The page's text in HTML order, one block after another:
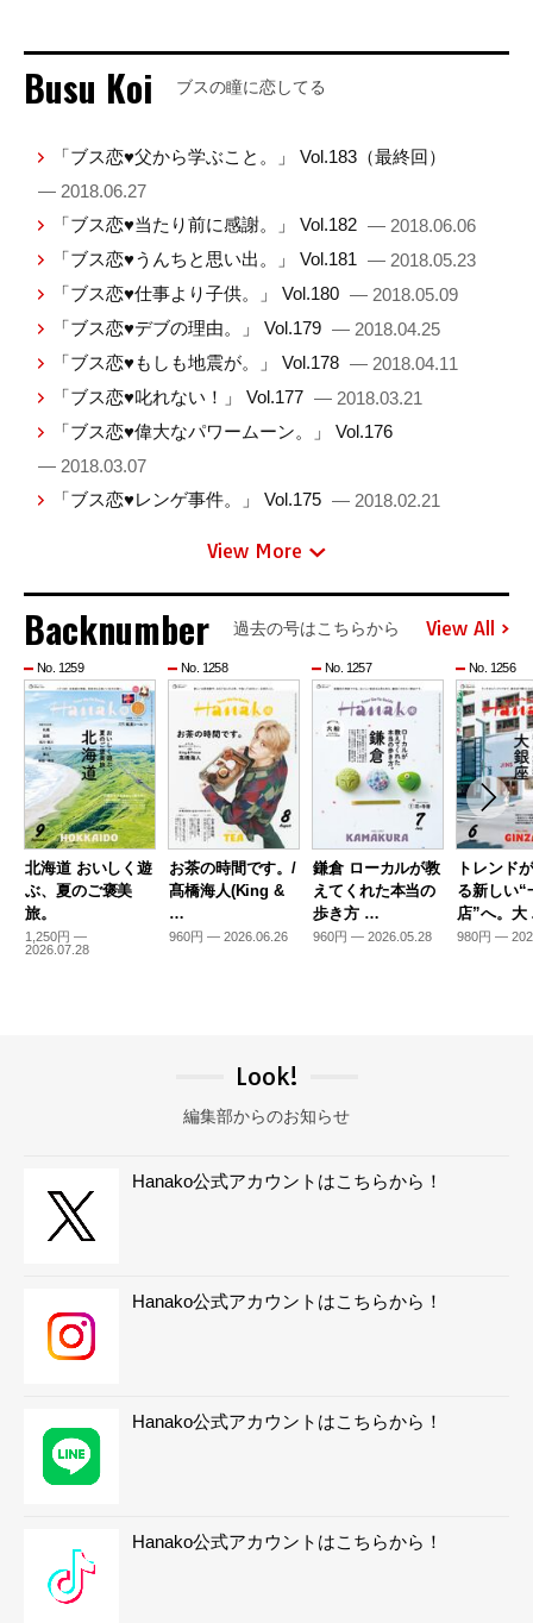
Busu Koi ブスの瞳に恋してる
「ブス恋♥父から学ぶこと。」 Vol.183（最終回）
— 2018.06.27
「ブス恋♥当たり前に感謝。」 Vol.182 — 2018.06.06
「ブス恋♥うんちと思い出。」 Vol.181 — 2018.05.23
「ブス恋♥仕事より子供。」 Vol.180 — 2018.05.09
「ブス恋♥デブの理由。」 Vol.179 — 2018.04.25
「ブス恋♥もしも地震が。」 Vol.178 — 2018.04.11
「ブス恋♥叱れない！」 Vol.177 — 2018.03.21
「ブス恋♥偉大なパワームーン。」 Vol.176
— 2018.03.07
「ブス恋♥レンゲ事件。」 Vol.175 — 2018.02.21
View More
Backnumber 過去の号はこちらから View All
No. 1259
北海道 おいしく遊
ぶ、夏のご褒美
旅。
1,250円 —
2026.07.28
No. 1258
お茶の時間です。/
髙橋海人(King &
…
960円 — 2026.06.26
No. 1257
鎌倉 ローカルが教
えてくれた本当の
歩き方 …
960円 — 2026.05.28
No. 1256
トレンド
る新しい“
店”へ。
980円 —
Look!
編集部からのお知らせ
Hanako公式アカウントはこちらから！
Hanako公式アカウントはこちらから！
Hanako公式アカウントはこちらから！
Hanako公式アカウントはこちらから！